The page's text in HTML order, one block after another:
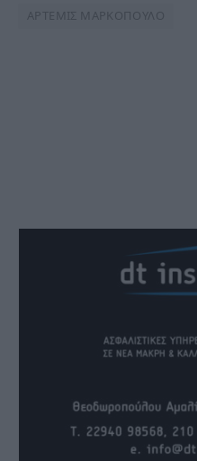
ΑΡΤΕΜΙΣ ΜΑΡΚΟΠΟΥΛΟ